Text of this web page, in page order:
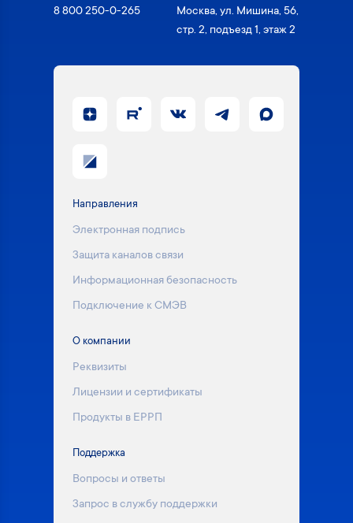
8 800 250-0-265
Москва, ул. Мишина, 56,
стр. 2, подъезд 1, этаж 2
Направления
Электронная подпись
Защита каналов связи
Информационная безопасность
Подключение к СМЭВ
О компании
Реквизиты
Лицензии и сертификаты
Продукты в ЕРРП
Поддержка
Вопросы и ответы
Запрос в службу поддержки